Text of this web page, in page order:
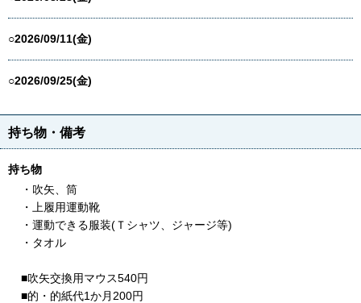
○2026/09/11(金)
○2026/09/25(金)
持ち物・備考
持ち物
・吹矢、筒
・上履用運動靴
・運動できる服装(Ｔシャツ、ジャージ等)
・タオル
■吹矢交換用マウス540円
■的・的紙代1か月200円